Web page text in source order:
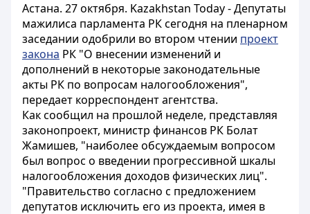
Астана. 27 октября. Kazakhstan Today - Депутаты
мажилиса парламента РК сегодня на пленарном
заседании одобрили во втором чтении проект
закона РК "О внесении изменений и
дополнений в некоторые законодательные
акты РК по вопросам налогообложения",
передает корреспондент агентства.
Как сообщил на прошлой неделе, представляя
законопроект, министр финансов РК Болат
Жамишев, "наиболее обсуждаемым вопросом
был вопрос о введении прогрессивной шкалы
налогообложения доходов физических лиц".
"Правительство согласно с предложением
депутатов исключить его из проекта, имея в